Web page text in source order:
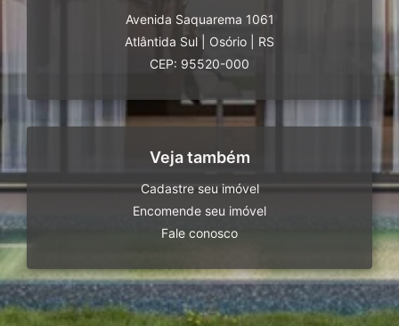
Avenida Saquarema 1061
Atlântida Sul
Osório
RS
CEP: 95520-000
Veja também
Cadastre seu imóvel
Encomende seu imóvel
Fale conosco